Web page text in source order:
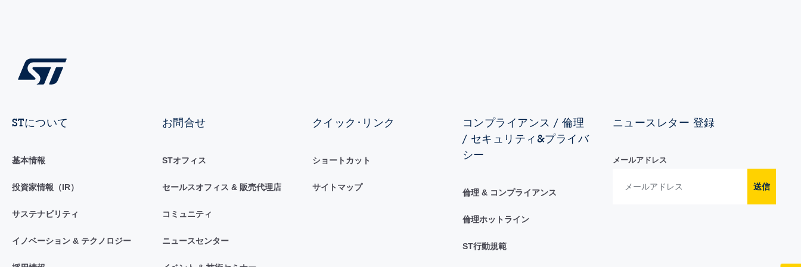
STについて
基本情報
投資家情報（IR）
サステナビリティ
イノベーション & テクノロジー
お問合せ
STオフィス
セールスオフィス & 販売代理店
コミュニティ
ニュースセンター
クイック･リンク
ショートカット
サイトマップ
コンプライアンス / 倫理
/ セキュリティ&プライバ
シー
倫理 & コンプライアンス
倫理ホットライン
ST行動規範
ニュースレター 登録
メールアドレス
送信